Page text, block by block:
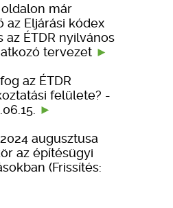
már
az Eljárási kódex
ÉTDR nyilvános
tervezet
az ÉTDR
felülete? -
augusztusa
az építésügyi
(Frissítés: